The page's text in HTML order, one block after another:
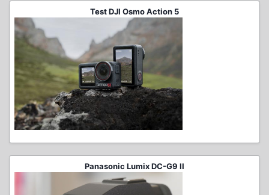
Test DJI Osmo Action 5
Panasonic Lumix DC-G9 II